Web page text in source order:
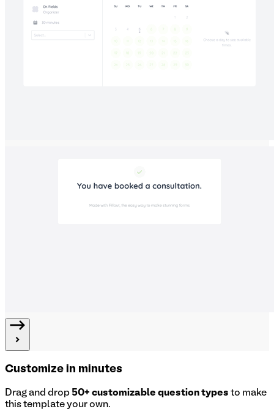
Customize in minutes
Drag and drop 50+ customizable question types to make
this template your own.